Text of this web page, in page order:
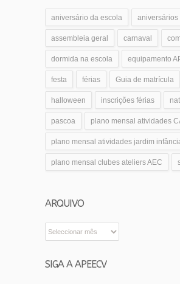
aniversário da escola aniversários
assembleia geral carnaval
dormida na escola equipamento
festa férias Guia de matrícula
halloween inscrições férias
pascoa plano mensal atividades
plano mensal atividades jardim
plano mensal clubes ateliers AEC
ARQUIVO
SIGA A APEECV